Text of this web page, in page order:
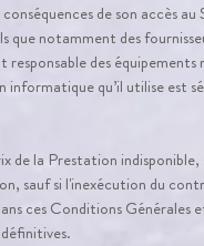
de son accès
notamment des
des équipements
qu’il utilise est
de la Prestation
sauf si l'inexécution du
ces Conditions Générales